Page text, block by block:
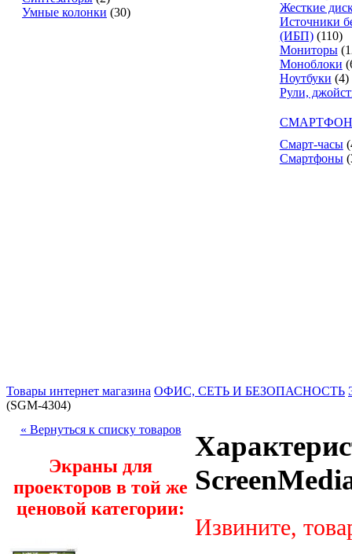
Умные колонки (30)
Жесткие
Источники
(ИБП) (110)
Мониторы
Моноблоки
Ноутбуки (4)
Рули,
Смарт-часы
Смартфоны
Товары интернет магазина ОФИС, СЕТЬ И БЕЗОПАСНОСТЬ
(SGM-4304)
« Вернуться к списку товаров
Экраны для
проекторов в той же
ценовой категории:
Извините,